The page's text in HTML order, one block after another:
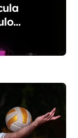
Diosas